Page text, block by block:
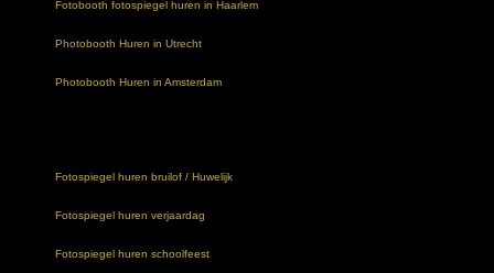
Fotobooth fotospiegel huren in Haarlem
Photobooth Huren in Utrecht
Photobooth Huren in Amsterdam
Fotospiegel huren bruilof / Huwelijk
Fotospiegel huren verjaardag
Fotospiegel huren schoolfeest